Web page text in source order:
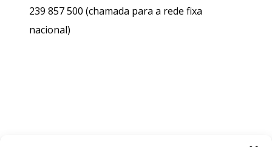
239 857 500 (chamada para a rede fixa
nacional)